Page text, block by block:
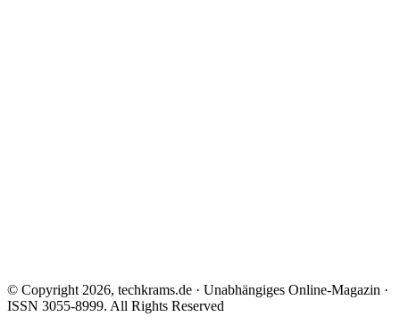
© Copyright 2026, techkrams.de · Unabhängiges Online-Magazin ·
ISSN 3055-8999. All Rights Reserved